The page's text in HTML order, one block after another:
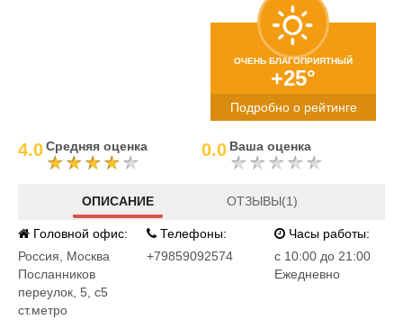
ОЧЕНЬ БЛАГОПРИЯТНЫЙ
+25°
Подробно о рейтинге
4.0Средняя оценка 0.0 Ваша оценка
ОПИСАНИЕ ОТЗЫВЫ(1)
Головной офис:
Россия
Москва
Посланников
переулок, 5, с5
ст.метро
Телефоны:
+79859092574
Часы работы:
c 10:00 до 21:00
Ежедневно